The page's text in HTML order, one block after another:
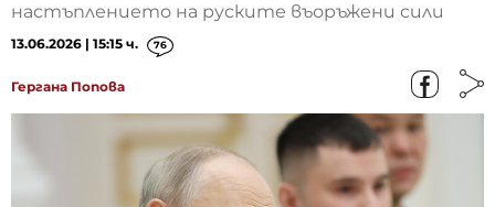
настъплението на руските въоръжени сили
13.06.2026 | 15:15 ч. 76
Гергана Попова